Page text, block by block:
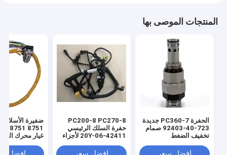
المنتجات الموصى بها
الحفرة PC360-7 جديدة
723-40-92403 صمام
تخفيف الضغط
PC200-8 PC270-8
حفرة السلك الرئيسي
20Y-06-42411 لأجزاء
غيار محرك